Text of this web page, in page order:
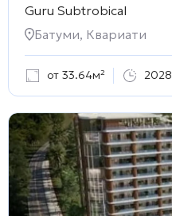
Guru Subtrobical
Батуми, Квариати
от 33.64м² 2028